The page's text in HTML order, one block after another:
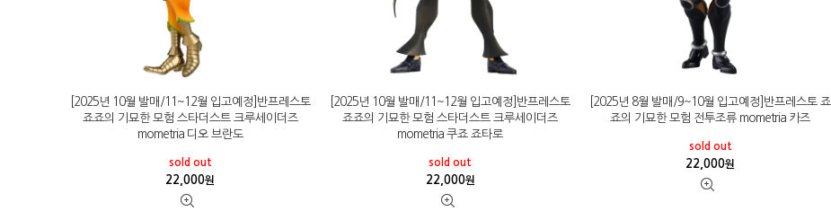
[2025년 10월 발매/11~12월 입고예정]반프레스토
죠죠의 기묘한 모험 스타더스트 크루세이더즈
mometria 디오 브란도
sold out
22,000원
[2025년 10월 발매/11~12월 입고예정]반프레스토
죠죠의 기묘한 모험 스타더스트 크루세이더즈
mometria 쿠죠 죠타로
sold out
22,000원
[2025년 8월 발매/9~10월 입고예정]반프레스토 죠
죠의 기묘한 모험 전투조류 mometria 카즈
sold out
22,000원